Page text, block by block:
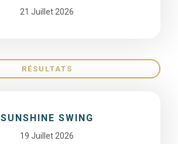
21 Juillet 2026
RÉSULTATS
SUNSHINE SWING
19 Juillet 2026